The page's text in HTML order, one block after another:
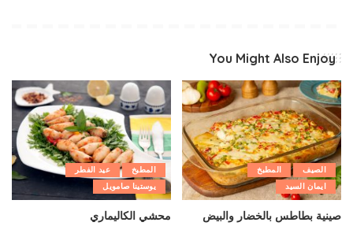
You Might Also Enjoy
الصيف
المطبخ
ايمان السيد
صينية بطاطس بالخضار والبيض
المطبخ
عيد الفطر
يوستينا صامويل
محشي الكاليماري